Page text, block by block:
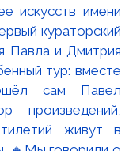
искусств имени
кураторский
Павла и Дмитрия
тур: вместе
сам Павел
живут в